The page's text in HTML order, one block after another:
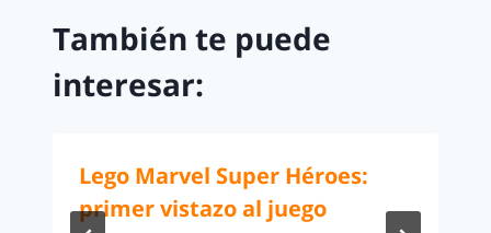
También te puede
interesar:
Lego Marvel Super Héroes:
primer vistazo al juego